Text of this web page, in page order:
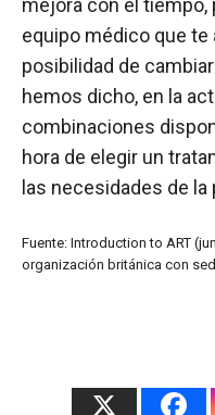
mejora con el tiempo,
equipo médico que
posibilidad de
hemos dicho, en la
combinaciones
hora de elegir un
las necesidades de la
Fuente: Introduction to ART
organización británica con